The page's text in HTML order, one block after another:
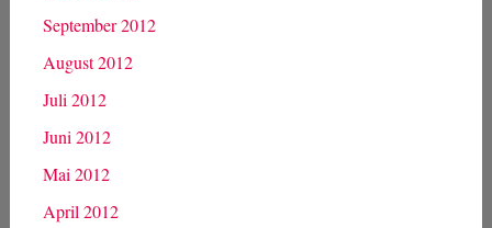
September 2012
August 2012
Juli 2012
Juni 2012
Mai 2012
April 2012